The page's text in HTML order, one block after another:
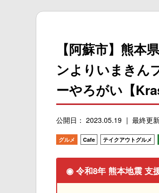
【阿蘇市】熊
ンよりいまきん
ーやろがい【
公開日： 2023.05.19 最終更
グルメ Cafe テイクアウトグルメ
◉ 令和8年 熊本地震 支